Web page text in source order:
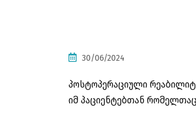
30/06/2024
პოსტოპერაციული
იმ პაციენტებთან